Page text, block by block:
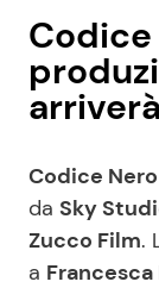
Codice Nero
da Sky
Zucco Film.
a